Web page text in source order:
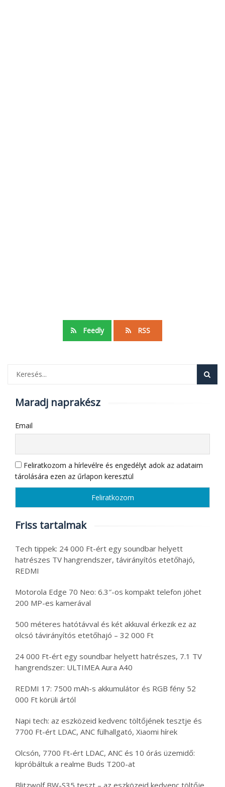
Feedly RSS
Maradj naprakész
Email
Feliratkozom a hírlevélre és engedélyt adok az adataim
tárolására ezen az űrlapon keresztül
Friss tartalmak
Tech tippek: 24 000 Ft-ért egy soundbar helyett
hatrészes TV hangrendszer, távirányítós etetőhajó,
REDMI
Motorola Edge 70 Neo: 6.3″-os kompakt telefon jöhet
200 MP-es kamerával
500 méteres hatótávval és két akkuval érkezik ez az
olcsó távirányítós etetőhajó – 32 000 Ft
24 000 Ft-ért egy soundbar helyett hatrészes, 7.1 TV
hangrendszer: ULTIMEA Aura A40
REDMI 17: 7500 mAh-s akkumulátor és RGB fény 52
000 Ft körüli ártól
Napi tech: az eszközeid kedvenc töltőjének tesztje és
7700 Ft-ért LDAC, ANC fülhallgató, Xiaomi hírek
Olcsón, 7700 Ft-ért LDAC, ANC és 10 órás üzemidő:
kipróbáltuk a realme Buds T200-at